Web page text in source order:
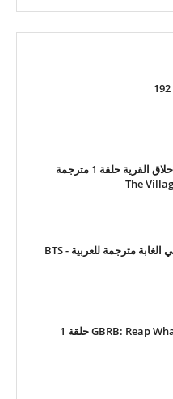
برنامج بارك بوغوم حلاق القرية حلقة 1 مترجمة
الحلقة 1 من بتس في الغابة مترجمة للعربية - BTS
برنامج GBRB: Reap What You Sow حلقة 1